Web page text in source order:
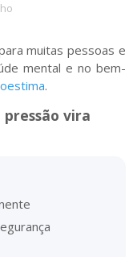
muitas pessoas e
mental e no bem-
.
vira